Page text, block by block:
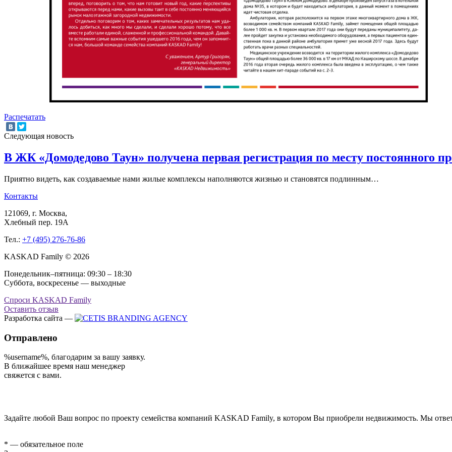
Распечатать
Следующая новость
В ЖК «Домодедово Таун» получена первая регистрация по месту постоянного
Приятно видеть, как создаваемые нами жилые комплексы наполняются жизнью и становятся подлинным…
Контакты
121069, г. Москва,
Хлебный пер. 19А
Тел.: +7 (495) 276-76-86
KASKAD Family © 2026
Понедельник–пятница: 09:30 – 18:30
Суббота, воскресенье — выходные
Спроси KASKAD Family
Оставить отзыв
Разработка сайта —
Отправлено
%username%, благодарим за вашу заявку.
В ближайшее время наш менеджер
свяжется с вами.
Задайте любой Ваш вопрос по проекту семейства компаний KASKAD Family, в котором Вы приобрели недвижимость. Мы
* — обязательное поле